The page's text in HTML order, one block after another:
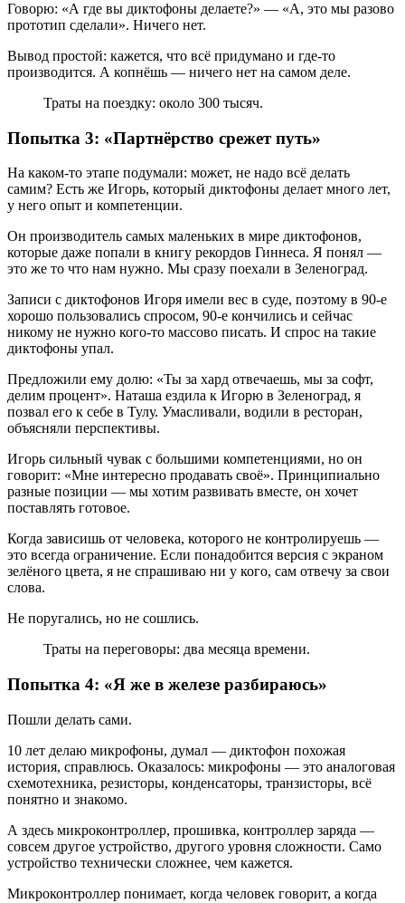
Говорю: «А где вы диктофоны делаете?» — «А, это мы разово
прототип сделали». Ничего нет.
Вывод простой: кажется, что всё придумано и где-то
производится. А копнёшь — ничего нет на самом деле.
Траты на поездку: около 300 тысяч.
Попытка 3: «Партнёрство срежет путь»
На каком-то этапе подумали: может, не надо всё делать
самим? Есть же Игорь, который диктофоны делает много лет,
у него опыт и компетенции.
Он производитель самых маленьких в мире диктофонов,
которые даже попали в книгу рекордов Гиннеса. Я понял —
это же то что нам нужно. Мы сразу поехали в Зеленоград.
Записи с диктофонов Игоря имели вес в суде, поэтому в 90-е
хорошо пользовались спросом, 90-е кончились и сейчас
никому не нужно кого-то массово писать. И спрос на такие
диктофоны упал.
Предложили ему долю: «Ты за хард отвечаешь, мы за софт,
делим процент». Наташа ездила к Игорю в Зеленоград, я
позвал его к себе в Тулу. Умасливали, водили в ресторан,
объясняли перспективы.
Игорь сильный чувак с большими компетенциями, но он
говорит: «Мне интересно продавать своё». Принципиально
разные позиции — мы хотим развивать вместе, он хочет
поставлять готовое.
Когда зависишь от человека, которого не контролируешь —
это всегда ограничение. Если понадобится версия с экраном
зелёного цвета, я не спрашиваю ни у кого, сам отвечу за свои
слова.
Не поругались, но не сошлись.
Траты на переговоры: два месяца времени.
Попытка 4: «Я же в железе разбираюсь»
Пошли делать сами.
10 лет делаю микрофоны, думал — диктофон похожая
история, справлюсь. Оказалось: микрофоны — это аналоговая
схемотехника, резисторы, конденсаторы, транзисторы, всё
понятно и знакомо.
А здесь микроконтроллер, прошивка, контроллер заряда —
совсем другое устройство, другого уровня сложности. Само
устройство технически сложнее, чем кажется.
Микроконтроллер понимает, когда человек говорит, а когда